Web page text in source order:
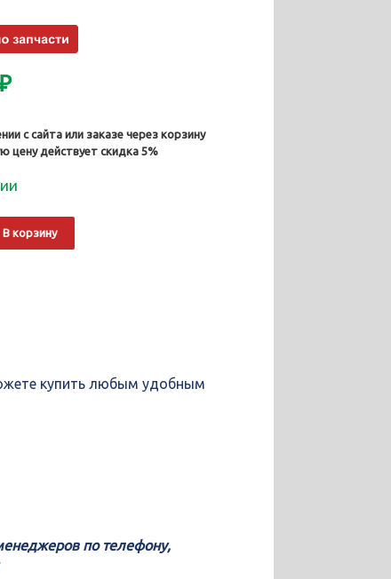
с сайта или заказе через корзину
цену действует скидка 5%
В корзину
купить любым удобным
по телефону,